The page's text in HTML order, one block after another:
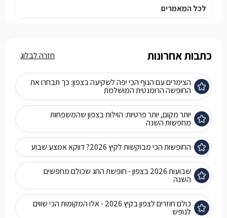
לכל המאמרים
כתבות אחרונות
הצימרים עם הנוף הכי יפה לשקיעה בצפון: כך תבחרו את
החופשה הרומנטית המושלמת
יותר מקום, יותר פרטיות: הוילות בצפון שהמשפחות
מחפשות השנה
החופשות הכי מבוקשות לקיץ 2026? דווקא אמצע שבוע
שבועות 2026 בצפון - חופשת החג שכולם מחפשים
השנה
כולם חוזרים לצפון בקיץ 2026 - אלו המקומות הכי שווים
לנופש
חזרה לבלוג